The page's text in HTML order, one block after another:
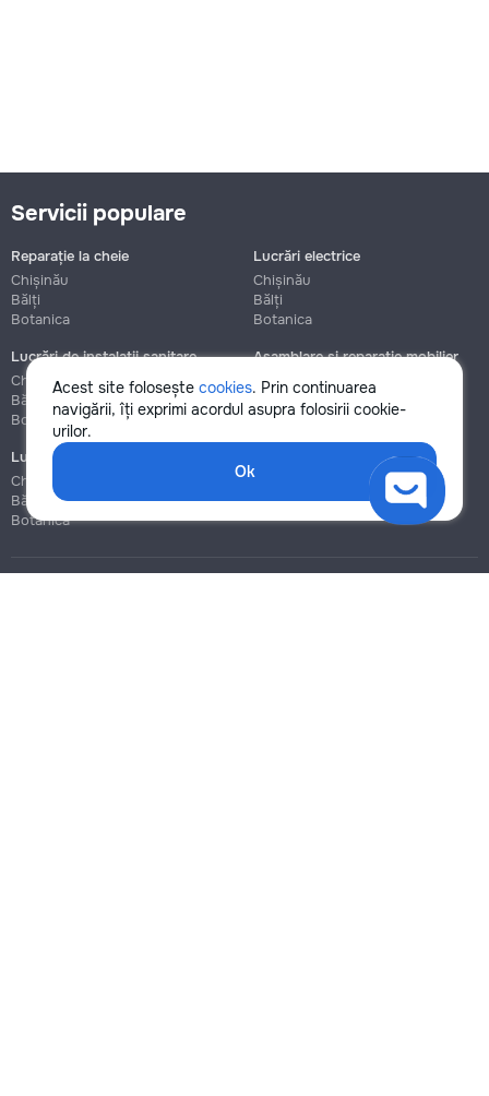
Acest site folosește cookies. Prin continuarea
navigării, îți exprimi acordul asupra folosirii cookie-
urilor.
Ok
Servicii populare
Reparație la cheie
Chișinău
Bălți
Botanica
Lucrări electrice
Chișinău
Bălți
Botanica
Lucrări de instalații sanitare
Chișinău
Bălți
Botanica
Asamblare și reparație mobilier
Chișinău
Botanica
Lucrări de construcție și instalare
Chișinău
Bălți
Botanica